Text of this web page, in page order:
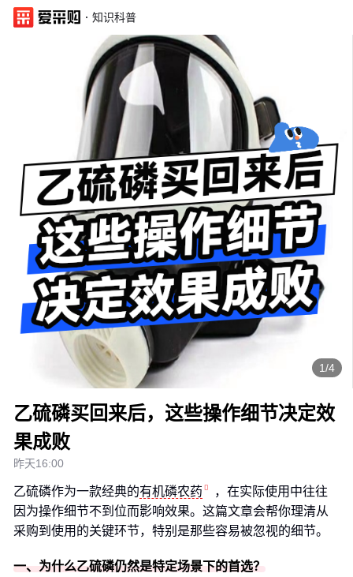
· 知识科普
1/4
乙硫磷买回来后，这些操作细节决定效
果成败
昨天16:00
乙硫磷作为一款经典的有机磷农药
，在实际使用中往往
因为操作细节不到位而影响效果。这篇文章会帮你理清从
采购到使用的关键环节，特别是那些容易被忽视的细节。
一、为什么乙硫磷仍然是特定场景下的首选？